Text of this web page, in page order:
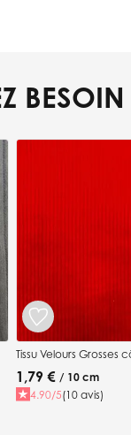
BESOIN
Tissu Velours Grosses
1,79 € / 10 cm
4.90/5(10 avis)